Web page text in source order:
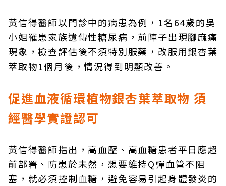
黃信得醫師以門診中的病患為例，1名64歲的吳
小姐罹患家族遺傳性糖尿病，前陣子出現腳麻痛
現象，檢查評估後不須特別服藥，改服用銀杏葉
萃取物1個月後，情況得到明顯改善。
促進血液循環植物銀杏葉萃取物 須
經醫學實證認可
黃信得醫師指出，高血壓、高血糖患者平日應超
前部署、防患於未然，想要維持Q彈血管不阻
塞，就必須控制血糖，避免容易引起身體發炎的